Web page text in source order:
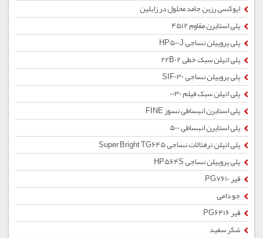
اپوکسی رزین جامد محلول در زایلین
پلی استایرن مقاوم 4512
پلی پروپیلن نساجی HP500J
پلی اتیلن سبک خطی 22B02
پلی پروپیلن نساجی SIF030
پلی اتیلن سبک فیلم 0030
پلی استایرن انبساطی نسوز FINE
پلی استایرن انبساطی 500
پلی اتیلن ترفتالات نساجی Super Bright TG645
پلی پروپیلن نساجی HP564S
قیر PG7610
جو دامی
قیر PG6416
شکر سفید